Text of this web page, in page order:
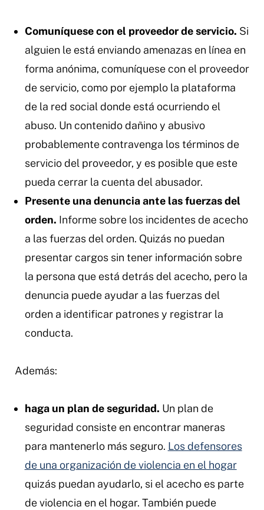
Comuníquese con el proveedor de servicio. Si
alguien le está enviando amenazas en línea en
forma anónima, comuníquese con el proveedor
de servicio, como por ejemplo la plataforma
de la red social donde está ocurriendo el
abuso. Un contenido dañino y abusivo
probablemente contravenga los términos de
servicio del proveedor, y es posible que este
pueda cerrar la cuenta del abusador.
Presente una denuncia ante las fuerzas del
orden. Informe sobre los incidentes de acecho
a las fuerzas del orden. Quizás no puedan
presentar cargos sin tener información sobre
la persona que está detrás del acecho, pero la
denuncia puede ayudar a las fuerzas del
orden a identificar patrones y registrar la
conducta.
Además:
haga un plan de seguridad. Un plan de
seguridad consiste en encontrar maneras
para mantenerlo más seguro. Los defensores
de una organización de violencia en el hogar
quizás puedan ayudarlo, si el acecho es parte
de violencia en el hogar. También puede